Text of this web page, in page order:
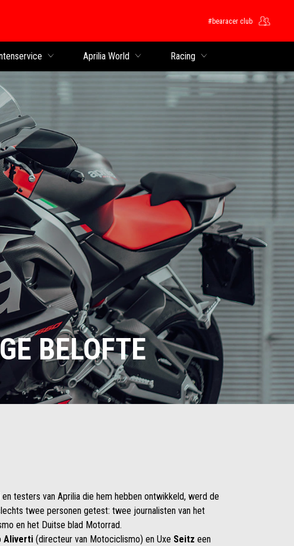
#bearacer club
Aprilia World Racing
BELOFTE
testers van Aprilia die hem hebben ontwikkeld, werd de
twee personen getest: twee journalisten van het
en het Duitse blad Motorrad.
Aliverti(directeur van Motociclismo) en Uxe Seitzeen